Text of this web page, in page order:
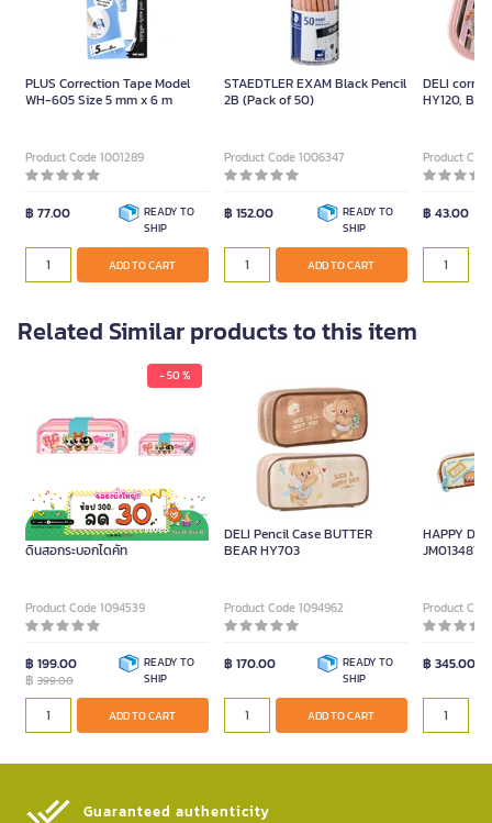
PLUS Correction Tape Model
WH-605 Size 5 mm x 6 m
Product Code 1001289
฿ 77.00
READY TO
SHIP
ADD TO CART
STAEDTLER EXAM Black Pencil
2B (Pack of 50)
Product Code 1006347
฿ 152.00
READY TO
SHIP
ADD TO CART
DELI
HY120,
Product
฿ 43.00
Related Similar products to this item
- 50 %
THE POWERPUFF GIRLS กระเป๋า
ดินสอกระบอกไดคัท
Product Code 1094539
฿ 199.00
฿ 399.00
READY TO
SHIP
ADD TO CART
DELI Pencil Case BUTTER
BEAR HY703
Product Code 1094962
฿ 170.00
READY TO
SHIP
ADD TO CART
HAPPY
JM013487
Product
฿ 345.00
Guaranteed authenticity​